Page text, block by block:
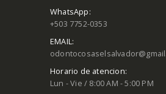
WhatsApp:
+503 7752-0353
EMAIL:
Horario de atencion:
Lun - Vie / 8:00 AM - 5:00 PM